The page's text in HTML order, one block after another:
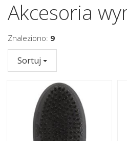
Akcesoria
Znaleziono: 9
Sortuj